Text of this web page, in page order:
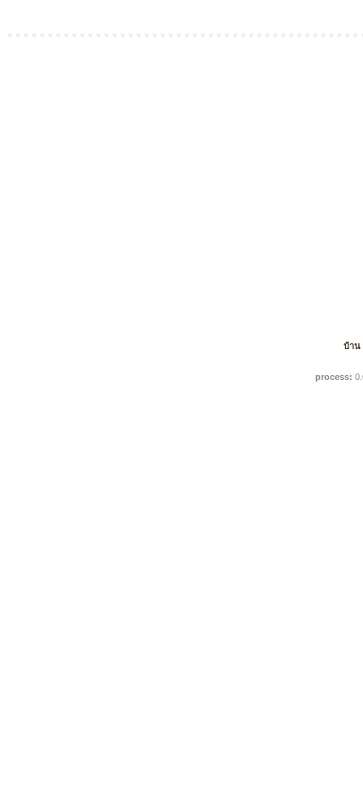
บ้าน
process: